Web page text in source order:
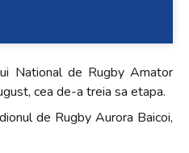
National de Rugby Amator
cea de-a treia sa etapa.
de Rugby Aurora Baicoi,